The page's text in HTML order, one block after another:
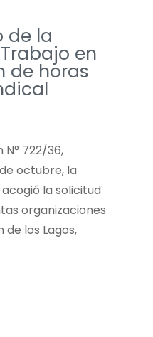
de la
en
de horas
722/36,
octubre, la
la solicitud
organizaciones
de los Lagos,